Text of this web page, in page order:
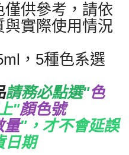
僅供參考 ， 請依
與實際使用情況
， 5種色系選
請務必點選"色
"顏色號
量"，才不會延誤
日期